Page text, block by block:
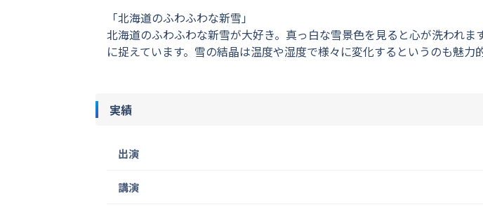
「北海道のふわふわな新雪」
北海道のふわふわな新雪が大好き。真っ白な雪景色を見ると心が洗われ
に捉えています。雪の結晶は温度や湿度で様々に変化するというのも魅力的
実績
出演
講演